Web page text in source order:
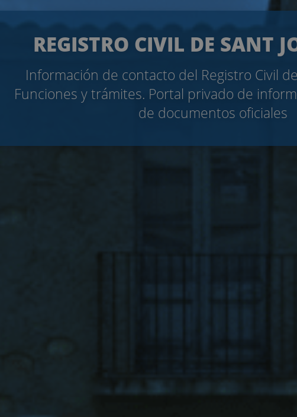
REGISTRO CIVIL DE SANT
Información de contacto del Registro Civil
Funciones y trámites. Portal privado de
de documentos oficiales